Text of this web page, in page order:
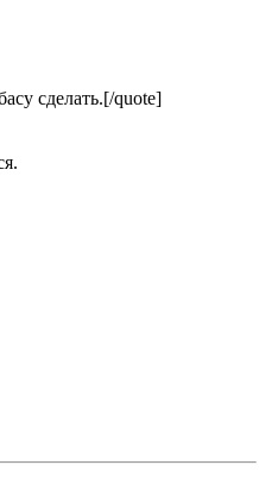
сделать.[/quote]